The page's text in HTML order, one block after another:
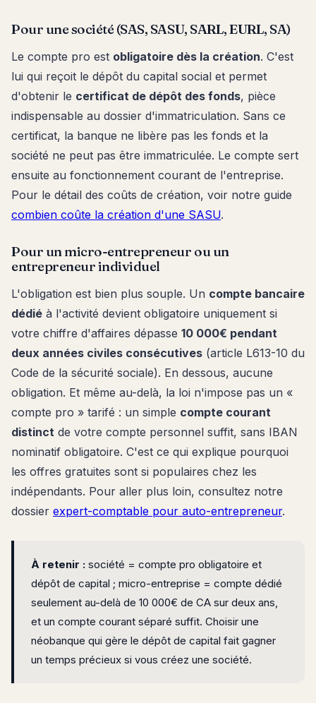
Pour une société (SAS, SASU, SARL, EURL, SA)
Le compte pro est obligatoire dès la création. C'est
lui qui reçoit le dépôt du capital social et permet
d'obtenir le certificat de dépôt des fonds, pièce
indispensable au dossier d'immatriculation. Sans ce
certificat, la banque ne libère pas les fonds et la
société ne peut pas être immatriculée. Le compte sert
ensuite au fonctionnement courant de l'entreprise.
Pour le détail des coûts de création, voir notre guide
combien coûte la création d'une SASU.
Pour un micro-entrepreneur ou un
entrepreneur individuel
L'obligation est bien plus souple. Un compte bancaire
dédié à l'activité devient obligatoire uniquement si
votre chiffre d'affaires dépasse 10 000€ pendant
deux années civiles consécutives (article L613-10 du
Code de la sécurité sociale). En dessous, aucune
obligation. Et même au-delà, la loi n'impose pas un «
compte pro » tarifé : un simple compte courant
distinct de votre compte personnel suffit, sans IBAN
nominatif obligatoire. C'est ce qui explique pourquoi
les offres gratuites sont si populaires chez les
indépendants. Pour aller plus loin, consultez notre
dossier expert-comptable pour auto-entrepreneur.
À retenir : société = compte pro obligatoire et
dépôt de capital ; micro-entreprise = compte dédié
seulement au-delà de 10 000€ de CA sur deux ans,
et un compte courant séparé suffit. Choisir une
néobanque qui gère le dépôt de capital fait gagner
un temps précieux si vous créez une société.